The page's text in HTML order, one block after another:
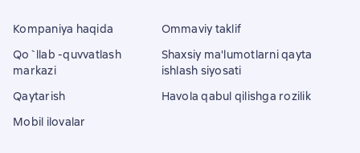
Kompaniya haqida
Qo`llab -quvvatlash
markazi
Qaytarish
Mobil ilovalar
Ommaviy taklif
Shaxsiy ma'lumotlarni qayta
ishlash siyosati
Havola qabul qilishga rozilik